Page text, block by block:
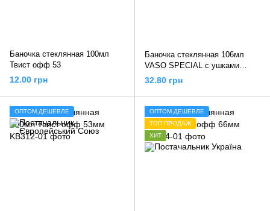
Баночка стеклянная 100мл
Твист офф 53
12.00 грн
Баночка стеклянная 106мл
VASO SPECIAL с ушками
Твист офф 48мм
32.80 грн
ОПТОМ ДЕШЕВЛЕ
ОПТОМ ДЕШЕВЛЕ
ТОП ПРОДАЖ
ХИТ